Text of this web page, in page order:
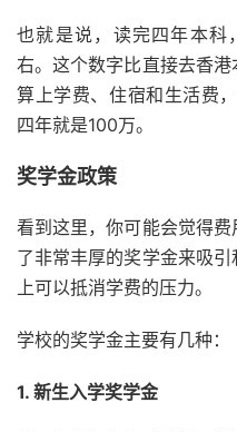
也就是说，读完四年本科
右。这个数字比直接去香港
算上学费、住宿和生活费
四年就是100万。
奖学金政策
看到这里，你可能会觉得
了非常丰厚的奖学金来吸
上可以抵消学费的压力。
学校的奖学金主要有几种：
1. 新生入学奖学金